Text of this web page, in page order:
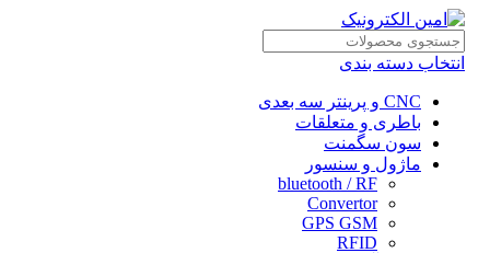
انتخاب دسته بندی
CNC و پرینتر سه بعدی
باطری و متعلقات
سون سگمنت
ماژول و سنسور
bluetooth / RF
Convertor
GPS GSM
RFID